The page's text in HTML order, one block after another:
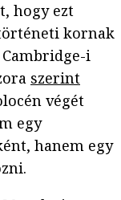
hogy ezt
kornak
i
szerint
végét
egy
hanem egy